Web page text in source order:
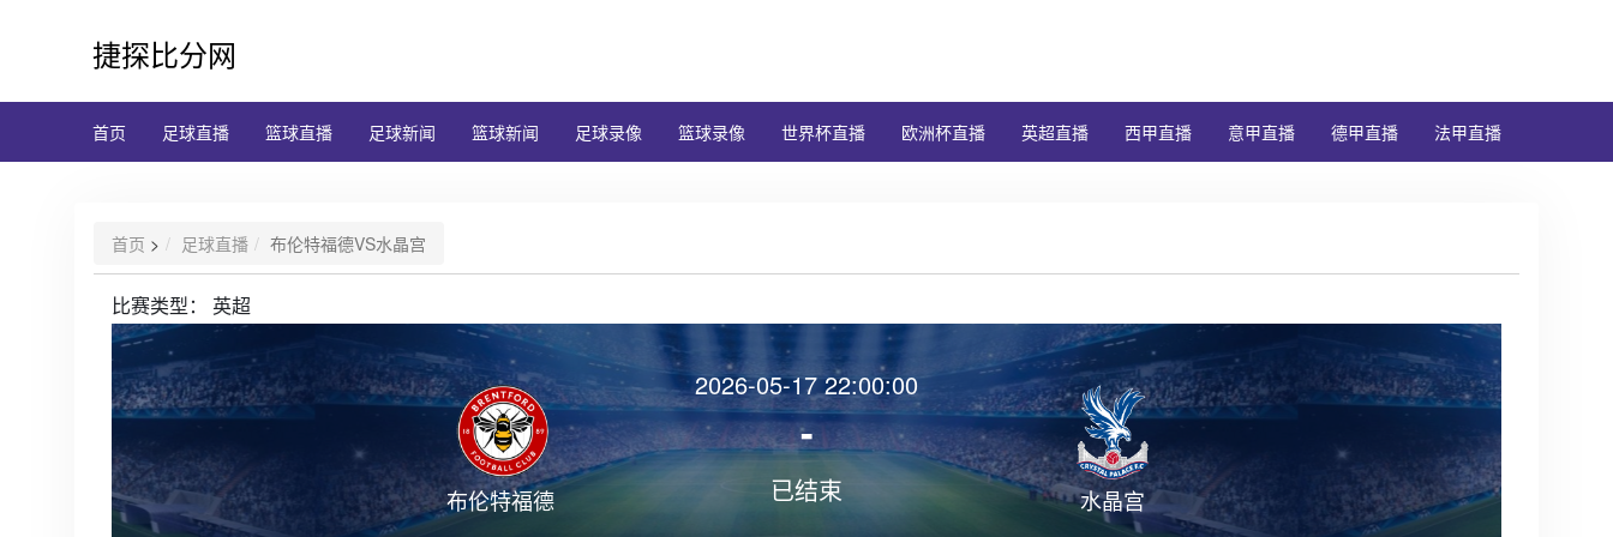
捷探比分网
首页 足球直播 篮球直播 足球新闻 篮球新闻 足球录像 篮球录像 世界杯直播 欧洲杯直播 英超直播 西甲直播 意甲直播 德甲直播 法甲直播
首页 > 足球直播 布伦特福德VS水晶宫
比赛类型： 英超
布伦特福德
2026-05-17 22:00:00
-
已结束 水晶宫